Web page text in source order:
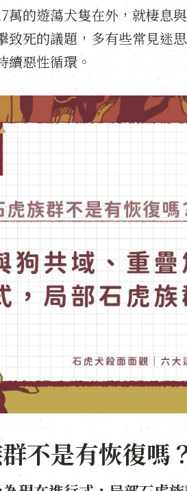
萬的遊蕩犬隻在外，就棲息
致死的議題，多有些常見迷
續惡性循環。
不是有恢復嗎